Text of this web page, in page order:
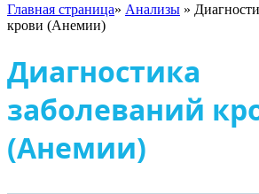
Главная страница» Анализы »
крови (Анемии)
Диагностика
заболеваний
(Анемии)